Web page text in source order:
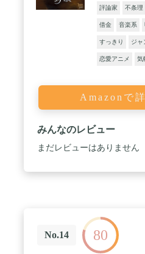
評論家 不条理
借金 音楽系
すっきり ジャ
恋愛アニメ 気
Amazonで
みんなのレビュー
まだレビューはありません
No.14 80